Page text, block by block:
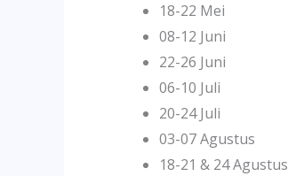
18-22 Mei
08-12 Juni
22-26 Juni
06-10 Juli
20-24 Juli
03-07 Agustus
18-21 & 24 Agustus